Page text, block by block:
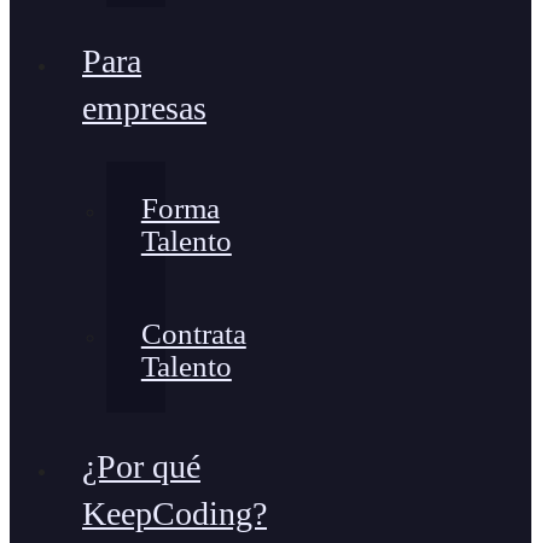
Para
empresas
Forma
Talento
Contrata
Talento
¿Por qué
KeepCoding?